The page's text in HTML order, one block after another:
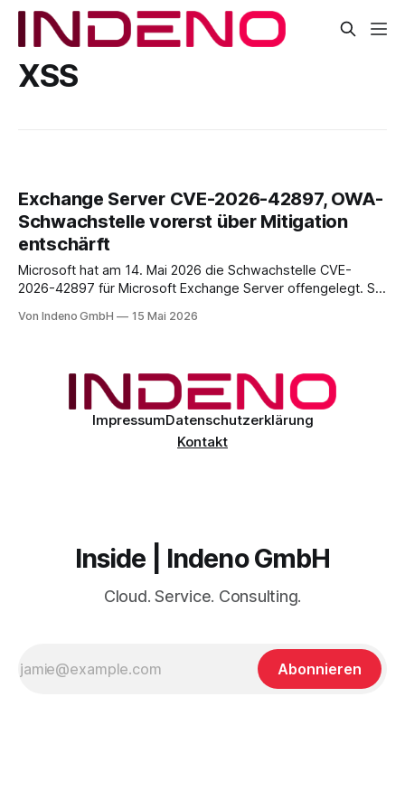
XSS
Exchange Server CVE-2026-42897, OWA-
Schwachstelle vorerst über Mitigation
entschärft
Microsoft hat am 14. Mai 2026 die Schwachstelle CVE-
2026-42897 für Microsoft Exchange Server offengelegt. Sie
unauthentifizierten Angreifer, über eine speziell präparierte
Von Indeno GmbH 15 Mai 2026
ImpressumDatenschutzerklärung
Kontakt
Inside | Indeno GmbH
Cloud. Service. Consulting.
Abonnieren